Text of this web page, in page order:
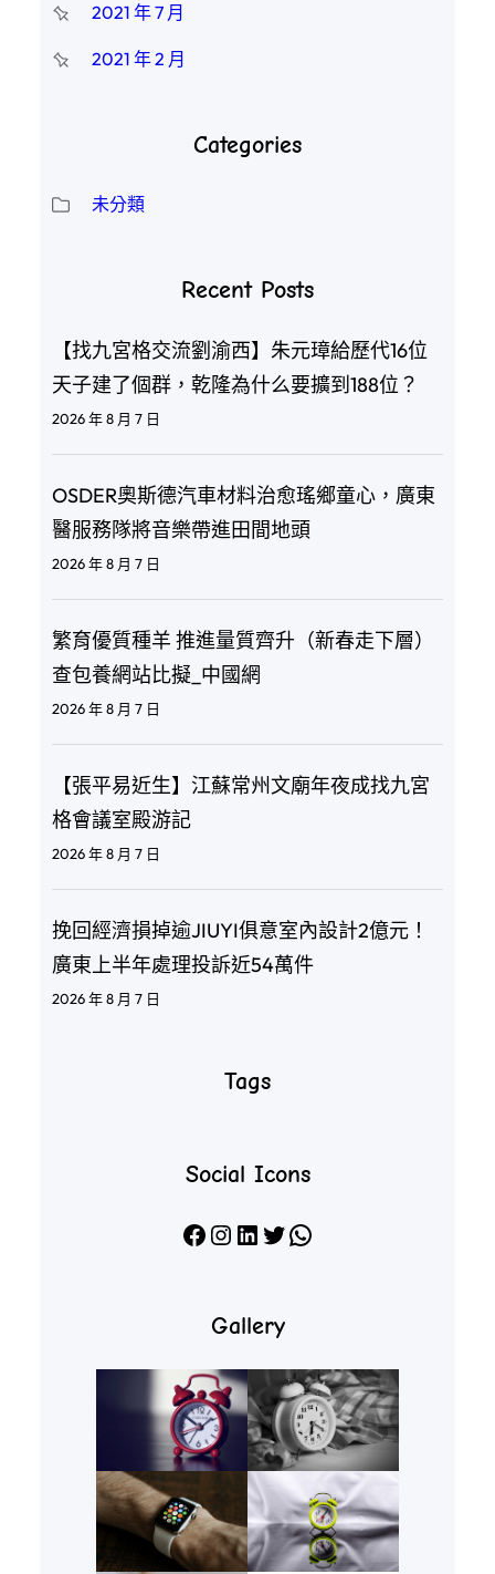
2021 年 7 月
2021 年 2 月
Categories
未分類
Recent Posts
【找九宮格交流劉渝西】朱元璋給歷代16位
天子建了個群，乾隆為什么要擴到188位？
2026 年 8 月 7 日
OSDER奧斯德汽車材料治愈瑤鄉童心，廣東
醫服務隊將音樂帶進田間地頭
2026 年 8 月 7 日
繁育優質種羊 推進量質齊升（新春走下層）
查包養網站比擬_中國網
2026 年 8 月 7 日
【張平易近生】江蘇常州文廟年夜成找九宮
格會議室殿游記
2026 年 8 月 7 日
挽回經濟損掉逾JIUYI俱意室內設計2億元！
廣東上半年處理投訴近54萬件
2026 年 8 月 7 日
Tags
Social Icons
Facebook Instagram LinkedIn X WhatsApp
Gallery